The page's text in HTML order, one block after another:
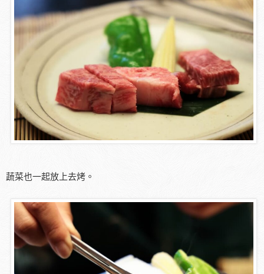
蔬菜也一起放上去烤。